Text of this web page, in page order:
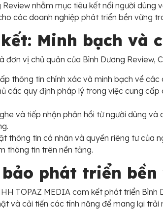
Review nhằm mục tiêu kết nối người dùng
các doanh nghiệp phát triển bền vững
Minh bạch và
đơn vị chủ quản của Bình Dương Review,
thông tin chính xác và minh bạch về
các quy định pháp lý trong việc cung
và tiếp nhận phản hồi từ người dùng và
thông tin cá nhân và quyền riêng tư của
thông tin trên nền tảng.
phát triển bền
TOPAZ MEDIA cam kết phát triển Bình
và cải tiến các tính năng để mang lại